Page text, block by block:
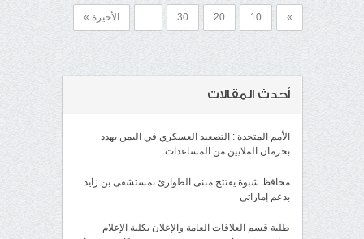
»
10
20
30
... الأخيرة »
أحدث المقالات
الأمم المتحدة : التصعيد العسكري في اليمن يهدد
بحرمان الملايين من المساعدات
محافظ شبوة يفتتح مبنى الطوارئ بمستشفى بن زايد
بدعم إماراتي
طلبة قسم العلاقات العامة والإعلان بكلية الإعلام